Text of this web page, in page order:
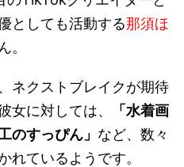
としても活動する那須ほ
。
ネクストブレイクが期待
女に対しては、
「水着画
のすっぴん」 など、数々
れているようです。